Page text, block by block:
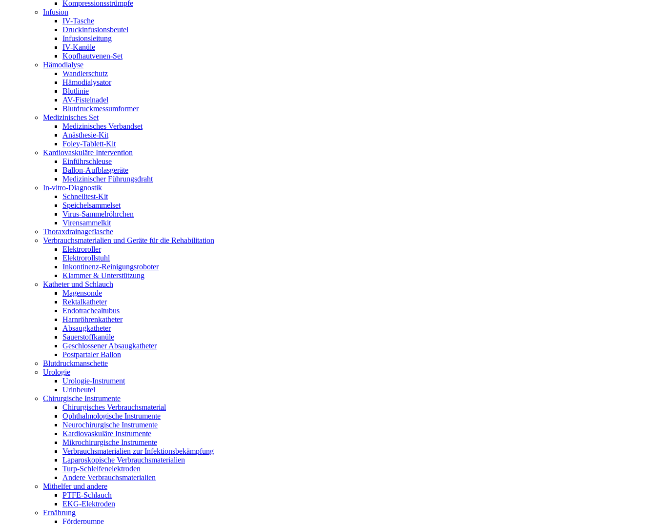
Kompressionsstrümpfe
Infusion
IV-Tasche
Druckinfusionsbeutel
Infusionsleitung
IV-Kanüle
Kopfhautvenen-Set
Hämodialyse
Wandlerschutz
Hämodialysator
Blutlinie
AV-Fistelnadel
Blutdruckmessumformer
Medizinisches Set
Medizinisches Verbandset
Anästhesie-Kit
Foley-Tablett-Kit
Kardiovaskuläre Intervention
Einführschleuse
Ballon-Aufblasgeräte
Medizinischer Führungsdraht
In-vitro-Diagnostik
Schnelltest-Kit
Speichelsammelset
Virus-Sammelröhrchen
Virensammelkit
Thoraxdrainageflasche
Verbrauchsmaterialien und Geräte für die Rehabilitation
Elektroroller
Elektrorollstuhl
Inkontinenz-Reinigungsroboter
Klammer & Unterstützung
Katheter und Schlauch
Magensonde
Rektalkatheter
Endotrachealtubus
Harnröhrenkatheter
Absaugkatheter
Sauerstoffkanüle
Geschlossener Absaugkatheter
Postpartaler Ballon
Blutdruckmanschette
Urologie
Urologie-Instrument
Urinbeutel
Chirurgische Instrumente
Chirurgisches Verbrauchsmaterial
Ophthalmologische Instrumente
Neurochirurgische Instrumente
Kardiovaskuläre Instrumente
Mikrochirurgische Instrumente
Verbrauchsmaterialien zur Infektionsbekämpfung
Laparoskopische Verbrauchsmaterialien
Turp-Schleifenelektroden
Andere Verbrauchsmaterialien
Mithelfer und andere
PTFE-Schlauch
EKG-Elektroden
Ernährung
Förderpumpe